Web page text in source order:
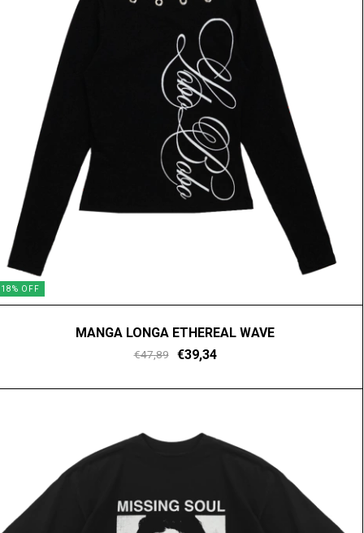
18% OFF
MANGA LONGA ETHEREAL WAVE
€47,89 €39,34